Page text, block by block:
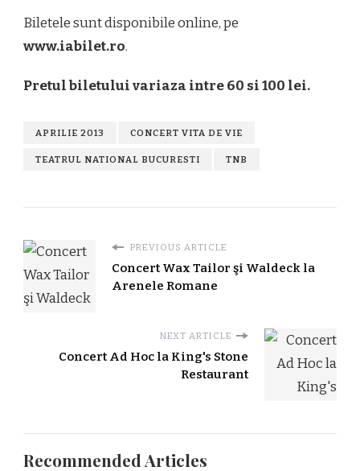
Biletele sunt disponibile online, pe
www.iabilet.ro.
Pretul biletului variaza intre 60 si 100 lei.
APRILIE 2013 CONCERT VITA DE VIE
TEATRUL NATIONAL BUCURESTI TNB
PREVIOUS ARTICLE
Concert Wax Tailor şi Waldeck la
Arenele Romane
NEXT ARTICLE
Concert Ad Hoc la King's Stone
Restaurant
Recommended Articles